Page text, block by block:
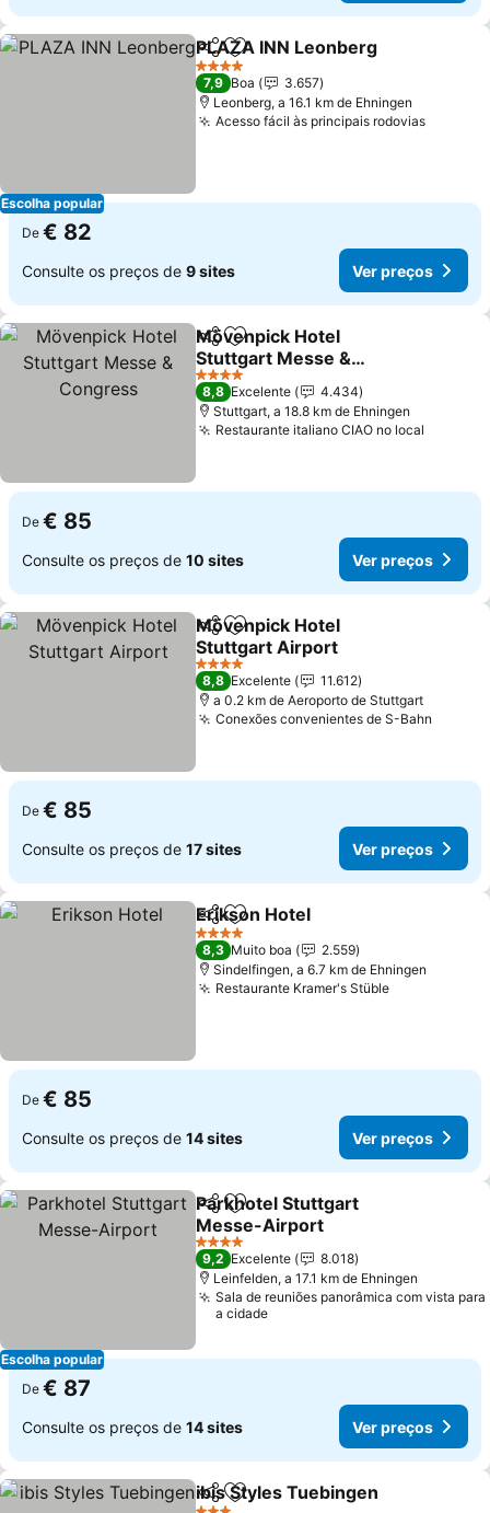
Escolha popular
PartilharAdicionar aos favoritos
PLAZA INN Leonberg
4 Estrelas
7,9 Boa
3.657
Leonberg, a 16.1 km de Ehningen
Acesso fácil às principais rodovias
De € 82
Consulte os preços de 9 sites Ver preços
PartilharAdicionar aos favoritos
Mövenpick Hotel
Stuttgart Messe &
Congress
4 Estrelas
8,8 Excelente
4.434
Stuttgart, a 18.8 km de Ehningen
Restaurante italiano CIAO no local
De € 85
Consulte os preços de 10 sites Ver preços
PartilharAdicionar aos favoritos
Mövenpick Hotel
Stuttgart Airport
4 Estrelas
8,8 Excelente
11.612
a 0.2 km de Aeroporto de Stuttgart
Conexões convenientes de S-Bahn
De € 85
Consulte os preços de 17 sites Ver preços
PartilharAdicionar aos favoritos
Erikson Hotel
4 Estrelas
8,3 Muito boa
2.559
Sindelfingen, a 6.7 km de Ehningen
Restaurante Kramer's Stüble
De € 85
Consulte os preços de 14 sites Ver preços
Escolha popular
PartilharAdicionar aos favoritos
Parkhotel Stuttgart
Messe-Airport
4 Estrelas
9,2 Excelente
8.018
Leinfelden, a 17.1 km de Ehningen
Sala de reuniões panorâmica com vista para
a cidade
De € 87
Consulte os preços de 14 sites Ver preços
PartilharAdicionar aos favoritos
ibis Styles Tuebingen